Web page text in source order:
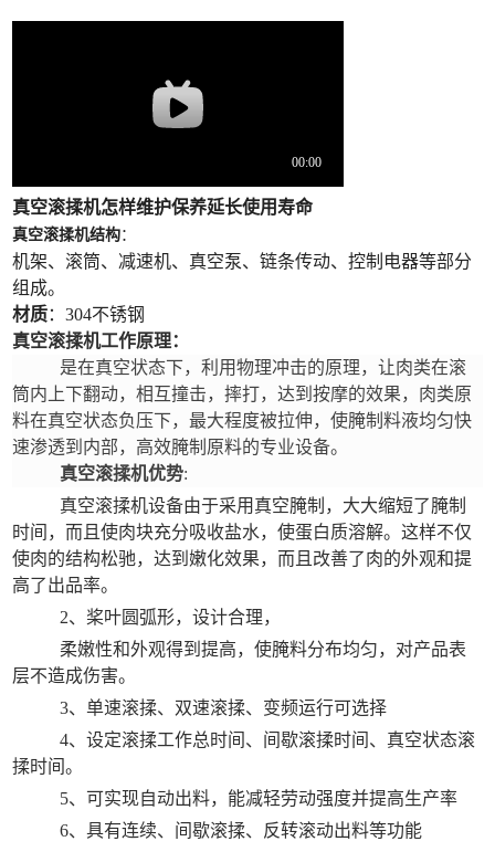
真空滚揉机怎样维护保养延长使用寿命
真空滚揉机结构：
机架、滚筒、减速机、真空泵、链条传动、控制电器等部分
组成。
材质：304不锈钢
真空滚揉机工作原理：
是在真空状态下，利用物理冲击的原理，让肉类在滚
筒内上下翻动，相互撞击，摔打，达到按摩的效果，肉类原
料在真空状态负压下，最大程度被拉伸，使腌制料液均匀快
速渗透到内部，高效腌制原料的专业设备。
真空滚揉机优势:
真空滚揉机设备由于采用真空腌制，大大缩短了腌制
时间，而且使肉块充分吸收盐水，使蛋白质溶解。这样不仅
使肉的结构松驰，达到嫩化效果，而且改善了肉的外观和提
高了出品率。
2、桨叶圆弧形，设计合理，
柔嫩性和外观得到提高，使腌料分布均匀，对产品表
层不造成伤害。
3、单速滚揉、双速滚揉、变频运行可选择
4、设定滚揉工作总时间、间歇滚揉时间、真空状态滚
揉时间。
5、可实现自动出料，能减轻劳动强度并提高生产率
6、具有连续、间歇滚揉、反转滚动出料等功能